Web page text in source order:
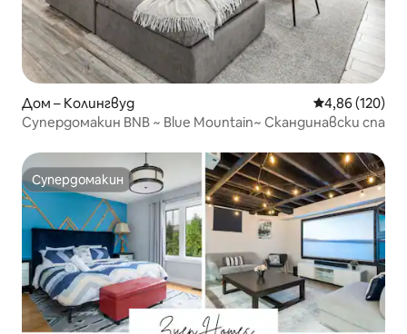
Дом – Колингвуд Средна
4,86 (120)
Супердомакин BNB ~ Blue Mountain~ Скандинавски спа
Супердомакин
Супердомакин